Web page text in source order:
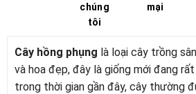
chúng
tôi
mại
Cây hồng phụng là loại cây trồng
và hoa đẹp, đây là giống mới đang
trong thời gian gần đây, cây thường